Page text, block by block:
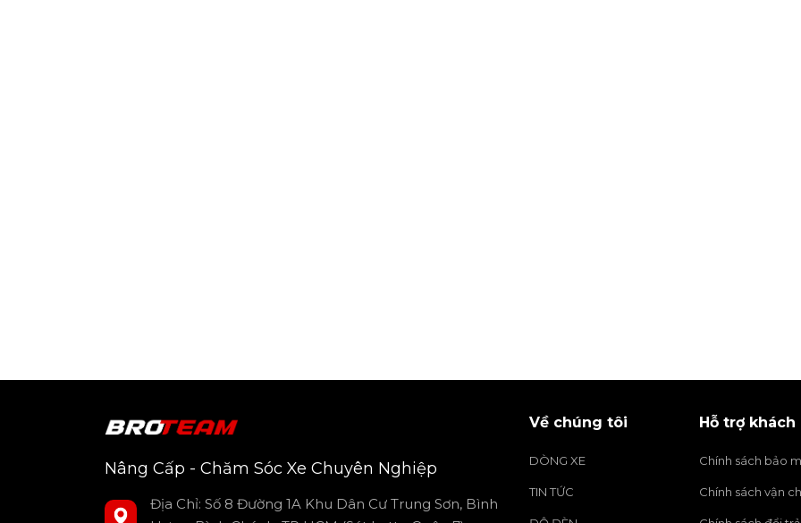
Nâng Cấp - Chăm Sóc Xe Chuyên Nghiệp
Địa Chỉ: Số 8 Đường 1A Khu Dân Cư Trung Sơn, Bình
Về chúng tôi
DÒNG XE
TIN TỨC
Hỗ trợ khách
Chính sách bảo
Chính sách vận